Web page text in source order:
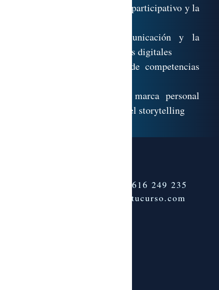
Fomento del liderazgo participativo y la
Dominio de la comunicación y la
negociación en entornos digitales
Práctica del modelo de competencias
Elaboración y de la marca personal
desde la importancia del storytelling
+34 616 249 235
info@tenemostucurso.com